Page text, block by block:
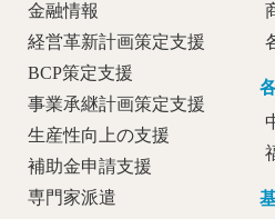
金融情報
経営革新計画策定支援
BCP策定支援
事業承継計画策定支援
生産性向上の支援
補助金申請支援
専門家派遣